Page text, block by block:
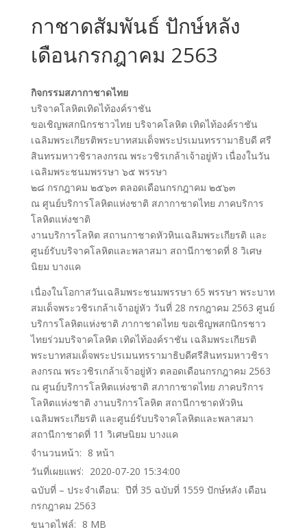
กาชาดสัมพันธ์ ปักษ์หลัง
เดือนกรกฎาคม 2563
กิจกรรมสภากาชาดไทย
บริจาคโลหิตเทิดไท้องค์ราชัน
ขอเชิญพสกนิกรชาวไทย บริจาคโลหิต เทิดไท้องค์ราชัน
เฉลิมพระเกียรติพระบาทสมเด็จพระปรเมนทรรามาธิบดี ศรี
สินทรมหาวชิราลงกรณ พระวชิรเกล้าเจ้าอยู่หัว เนื่องในวัน
เฉลิมพระชนมพรรษา ๖๕ พรรษา
๒๘ กรกฎาคม ๒๕๖๓ ตลอดเดือนกรกฎาคม ๒๕๖๓
ณ ศูนย์บริการโลหิตแห่งชาติ สภากาชาดไทย ภาคบริการ
โลหิตแห่งชาติ
งานบริการโลหิต สถานกาชาดหัวหินเฉลิมพระเกียรติ และ
ศูนย์รับบริจาคโลหิตและพลาสมา สถานีกาชาดที่ 8 วิเศษ
นิยม บางแค
เนื่องในโอกาสวันเฉลิมพระชนมพรรษา 65 พรรษา พระบาท
สมเด็จพระวชิรเกล้าเจ้าอยู่หัว วันที่ 28 กรกฎาคม 2563 ศูนย์
บริการโลหิตแห่งชาติ ภากาชาดไทย ขอเชิญพสกนิกรชาว
ไทยร่วมบริจาคโลหิต เทิดไท้องค์ราชัน เฉลิมพระเกียรติ
พระบาทสมเด็จพระปรเมนทรรามาธิบดีศรีสินทรมหาวชิรา
ลงกรณ พระวชิรเกล้าเจ้าอยู่หัว ตลอดเดือนกรกฎาคม 2563
ณ ศูนย์บริการโลหิตแห่งชาติ สภากาชาดไทย ภาคบริการ
โลหิตแห่งชาติ งานบริการโลหิต สถานีกาชาดหัวหิน
เฉลิมพระเกียรติ และศูนย์รับบริจาคโลหิตและพลาสมา
สถานีกาชาดที่ 11 วิเศษนิยม บางแค
จำนวนหน้า: 8 หน้า
วันที่เผยแพร่: 2020-07-20 15:34:00
ฉบับที่ – ประจำเดือน: ปีที่ 35 ฉบับที่ 1559 ปักษ์หลัง เดือน
กรกฎาคม 2563
ขนาดไฟล์: 8 MB